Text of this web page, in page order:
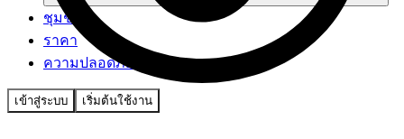
ชุมชน
ราคา
ความปลอดภัย
เข้าสู่ระบบ เริ่มต้นใช้งาน